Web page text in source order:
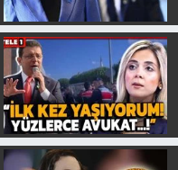
Yerel Yaşam
Canlı Yayın